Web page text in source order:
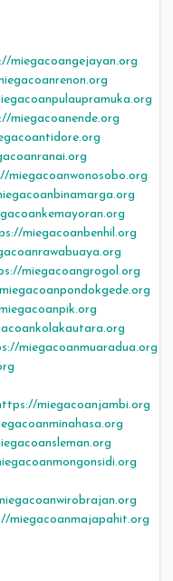
miegacoangejayan.org
miegacoanende.org
miegacoanwonosobo.org
miegacoanbenhil.org
miegacoangrogol.org
miegacoanmuaradua.org
miegacoanjambi.org
miegacoanmajapahit.org